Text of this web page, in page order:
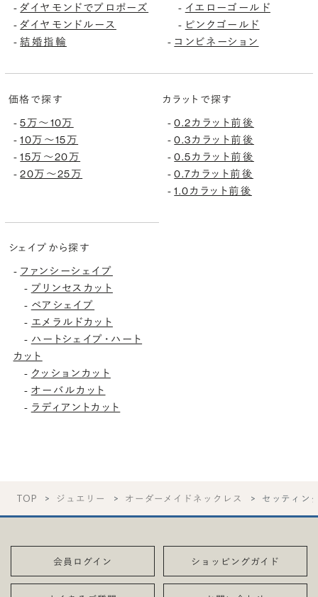
-ダイヤモンドでプロポーズ
-ダイヤモンドルース
-結婚指輪
- イエローゴールド
- ピンクゴールド
- コンビネーション
価格で探す
-5万〜10万
-10万〜15万
-15万〜20万
-20万〜25万
カラットで探す
-0.2カラット前後
-0.3カラット前後
-0.5カラット前後
-0.7カラット前後
-1.0カラット前後
シェイプから探す
- ファンシーシェイプ
- プリンセスカット
- ペアシェイプ
- エメラルドカット
- ハートシェイプ・ハート
カット
- クッションカット
- オーバルカット
- ラディアントカット
TOP ジュエリー オーダーメイドネックレス セッティン
会員ログイン ショッピングガイド